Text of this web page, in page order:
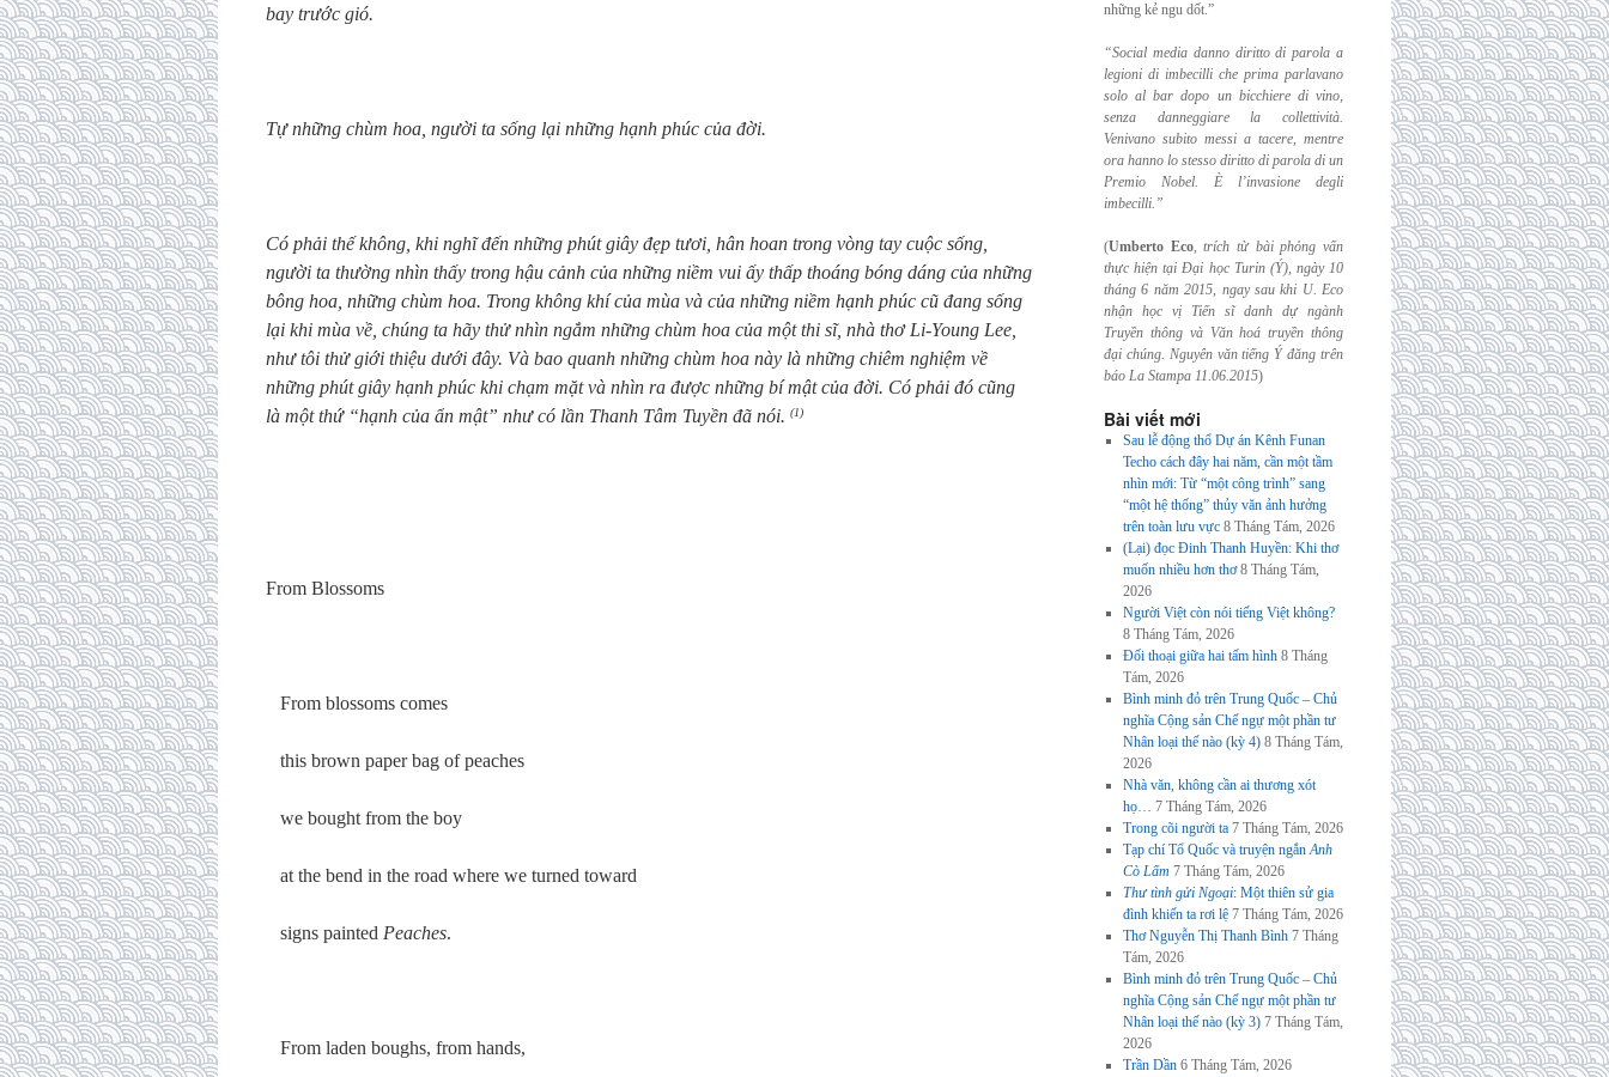
bay trước gió.
Tự những chùm hoa, người ta sống lại những hạnh phúc của đời.
Có phải thế không, khi nghĩ đến những phút giây đẹp tươi, hân hoan trong vòng tay cuộc sống,
người ta thường nhìn thấy trong hậu cảnh của những niềm vui ấy thấp thoáng bóng dáng của những
bông hoa, những chùm hoa. Trong không khí của mùa và của những niềm hạnh phúc cũ đang sống
lại khi mùa về, chúng ta hãy thử nhìn ngắm những chùm hoa của một thi sĩ, nhà thơ Li-Young Lee,
như tôi thử giới thiệu dưới đây. Và bao quanh những chùm hoa này là những chiêm nghiệm về
những phút giây hạnh phúc khi chạm mặt và nhìn ra được những bí mật của đời. Có phải đó cũng
là một thứ “hạnh của ẩn mật” như có lần Thanh Tâm Tuyền đã nói. (1)
From Blossoms
From blossoms comes
this brown paper bag of peaches
we bought from the boy
at the bend in the road where we turned toward
signs painted Peaches.
From laden boughs, from hands,
những kẻ ngu dốt.”
“Social media danno diritto di parola a
legioni di imbecilli che prima parlavano
solo albar dopo un bicchiere di vino,
senza danneggiare la collettività.
Venivano subito messi a tacere, mentre
ora hanno lo stesso diritto di parola di un
Premio Nobel. È l’invasione degli
imbecilli.”
(Umberto Eco,trích từ bài phỏng vấn
thực hiện tại Đại học Turin (Ý), ngày 10
tháng 6 năm 2015, ngay sau khi U. Eco
nhận học vị Tiến sĩ danh dự ngành
Truyền thông và Văn hoá truyền thông
đại chúng. Nguyên văn tiếng Ý đăng trên
báo La Stampa 11.06.2015)
Bài viết mới
Sau lễ động thổ Dự án Kênh Funan
Techo cách đây hai năm, cần một tầm
nhìn mới: Từ “một công trình” sang
“một hệ thống” thủy văn ảnh hưởng
trên toàn lưu vực 8 Tháng Tám, 2026
(Lại) đọc Đinh Thanh Huyền: Khi thơ
muốn nhiều hơn thơ 8 Tháng Tám,
2026
Người Việt còn nói tiếng Việt không?
8 Tháng Tám, 2026
Đối thoại giữa hai tấm hình 8 Tháng
Tám, 2026
Bình minh đỏ trên Trung Quốc – Chủ
nghĩa Cộng sản Chế ngự một phần tư
Nhân loại thế nào (kỳ 4) 8 Tháng Tám,
2026
Nhà văn, không cần ai thương xót
họ… 7 Tháng Tám, 2026
Trong cõi người ta 7 Tháng Tám, 2026
Tạp chí Tổ Quốc và truyện ngắnAnh
Cò Lấm 7 Tháng Tám, 2026
Thư tình gửi Ngoại: Một thiên sử gia
đình khiến ta rơi lệ 7 Tháng Tám, 2026
Thơ Nguyễn Thị Thanh Bình 7 Tháng
Tám, 2026
Bình minh đỏ trên Trung Quốc – Chủ
nghĩa Cộng sản Chế ngự một phần tư
Nhân loại thế nào (kỳ 3) 7 Tháng Tám,
2026
Trần Dần 6 Tháng Tám, 2026